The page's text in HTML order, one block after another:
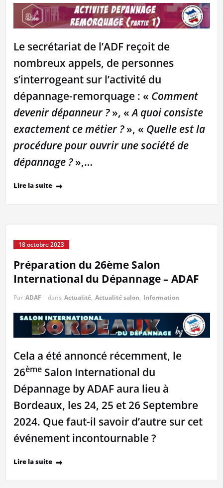
Le secrétariat de l’ADF reçoit de
nombreux appels, de personnes
s’interrogeant sur l’activité du
dépannage-remorquage : « Comment
devenir dépanneur ?», «A quoi consiste
exactement ce métier ?», « Quelle est la
procédure pour ouvrir une société de
dépannage ?»,…
Lire la suite
18 octobre 2023
Préparation du 26ème Salon
International du Dépannage – ADAF
Par ADAF dans Actualité, Actualité salon, Information
Cela a été annoncé récemment, le
26èmeSalon International du
Dépannage by ADAF aura lieu à
Bordeaux, les 24, 25 et 26 Septembre
2024. Que faut-il savoir d’autre sur cet
événement incontournable ?
Lire la suite